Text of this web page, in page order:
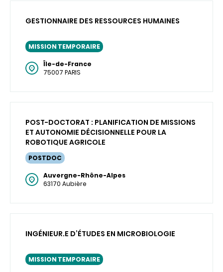
GESTIONNAIRE DES RESSOURCES HUMAINES
MISSION TEMPORAIRE
Île-de-France
75007 PARIS
POST-DOCTORAT : PLANIFICATION DE MISSIONS
ET AUTONOMIE DÉCISIONNELLE POUR LA
ROBOTIQUE AGRICOLE
POSTDOC
Auvergne-Rhône-Alpes
63170 Aubière
INGÉNIEUR.E D’ÉTUDES EN MICROBIOLOGIE
MISSION TEMPORAIRE